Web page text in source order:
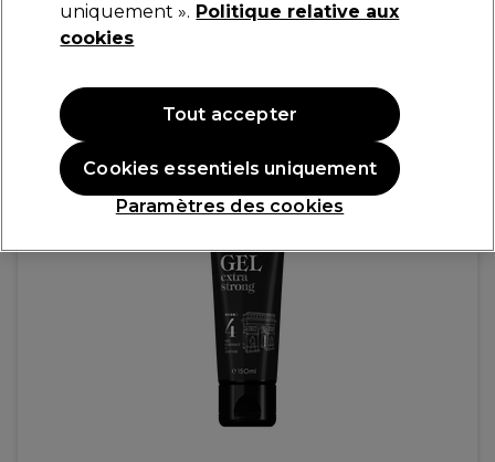
17,45 €
uniquement ». Politique relative aux
cookies
Paramètres des cookies
Cookies essentiels uniquement
Tout accepter